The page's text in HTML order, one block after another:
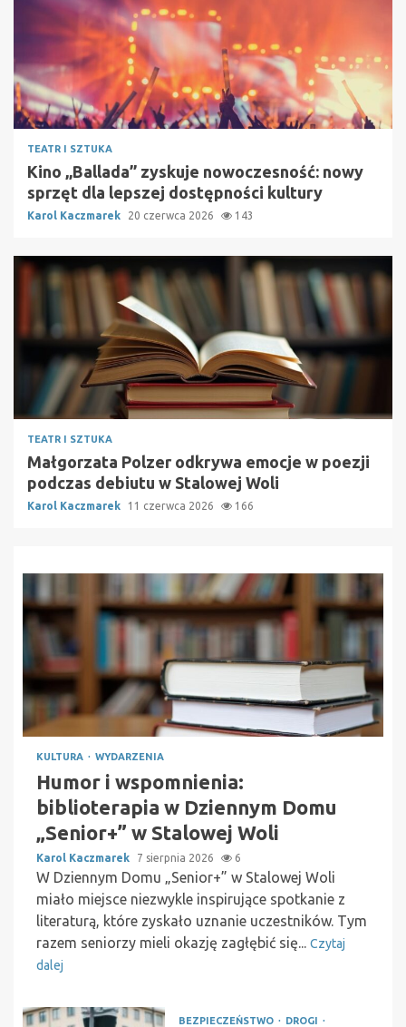
TEATR I SZTUKA
Kino „Ballada” zyskuje nowoczesność: nowy
sprzęt dla lepszej dostępności kultury
Karol Kaczmarek 20 czerwca 2026 143
TEATR I SZTUKA
Małgorzata Polzer odkrywa emocje w poezji
podczas debiutu w Stalowej Woli
Karol Kaczmarek 11 czerwca 2026 166
KULTURA WYDARZENIA
Humor i wspomnienia:
biblioterapia w Dziennym Domu
„Senior+” w Stalowej Woli
Karol Kaczmarek 7 sierpnia 2026 6
W Dziennym Domu „Senior+” w Stalowej Woli
miało miejsce niezwykle inspirujące spotkanie z
literaturą, które zyskało uznanie uczestników. Tym
razem seniorzy mieli okazję zagłębić się... Czytaj
dalej
BEZPIECZEŃSTWO
DROGI